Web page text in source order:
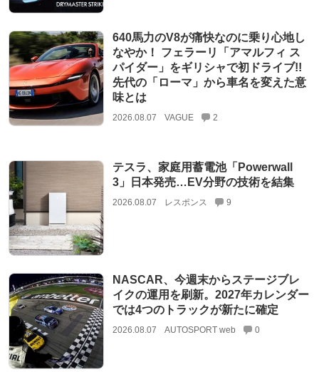
640馬力のV8が痛快なのに乗り心地し
なやか！ フェラーリ「アマルフィ ス
パイダー」をギリシャで初ドライブ!!
先代の「ローマ」から車名を変えた意
味とは
2026.08.07 VAGUE 2
テスラ、家庭用蓄電池「Powerwall
3」日本発売…EV分野の技術を結集
2026.08.07 レスポンス 9
NASCAR、今週末からステージブレ
イクの運用を刷新。2027年カレンダー
では4つのトラックが新たに確定
2026.08.07 AUTOSPORT web 0